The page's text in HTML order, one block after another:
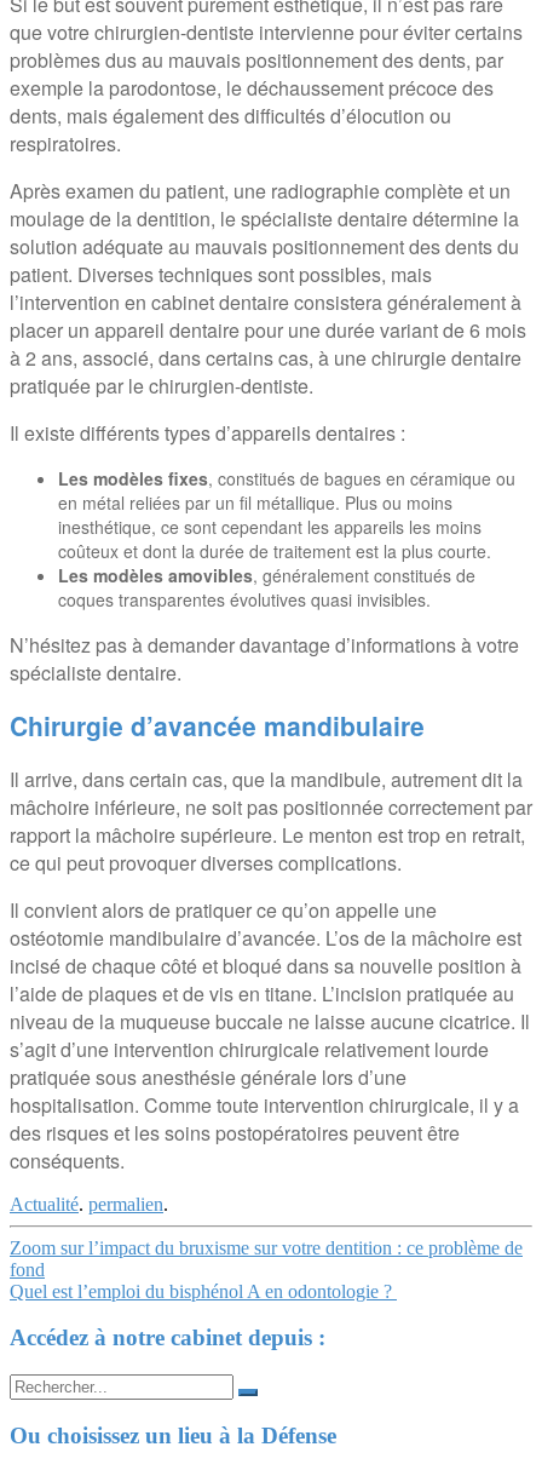
que votre chirurgien-dentiste intervienne pour éviter certains
problèmes dus au mauvais positionnement des dents, par
exemple la parodontose, le déchaussement précoce des
dents, mais également des difficultés d’élocution ou
respiratoires.
Après examen du patient, une radiographie complète et un
moulage de la dentition, le spécialiste dentaire détermine la
solution adéquate au mauvais positionnement des dents du
patient. Diverses techniques sont possibles, mais
l’intervention en cabinet dentaire consistera généralement à
placer un appareil dentaire pour une durée variant de 6 mois
à 2 ans, associé, dans certains cas, à une chirurgie dentaire
pratiquée par le chirurgien-dentiste.
Il existe différents types d’appareils dentaires :
Les modèles fixes, constitués de bagues en céramique ou
en métal reliées par un fil métallique. Plus ou moins
inesthétique, ce sont cependant les appareils les moins
coûteux et dont la durée de traitement est la plus courte.
Les modèles amovibles, généralement constitués de
coques transparentes évolutives quasi invisibles.
N’hésitez pas à demander davantage d’informations à votre
spécialiste dentaire.
Chirurgie d’avancée mandibulaire
Il arrive, dans certain cas, que la mandibule, autrement dit la
mâchoire inférieure, ne soit pas positionnée correctement par
rapport la mâchoire supérieure. Le menton est trop en retrait,
ce qui peut provoquer diverses complications.
Il convient alors de pratiquer ce qu’on appelle une
ostéotomie mandibulaire d’avancée. L’os de la mâchoire est
incisé de chaque côté et bloqué dans sa nouvelle position à
l’aide de plaques et de vis en titane. L’incision pratiquée au
niveau de la muqueuse buccale ne laisse aucune cicatrice. Il
s’agit d’une intervention chirurgicale relativement lourde
pratiquée sous anesthésie générale lors d’une
hospitalisation. Comme toute intervention chirurgicale, il y a
des risques et les soins postopératoires peuvent être
conséquents.
Actualité. permalien.
Navigation
Article
Zoom sur l’impact du bruxisme sur votre dentition : ce problème de
fond
Quel est l’emploi du bisphénol A en odontologie ?
Accédez à notre cabinet depuis :
Search
for:
Ou choisissez un lieu à la Défense